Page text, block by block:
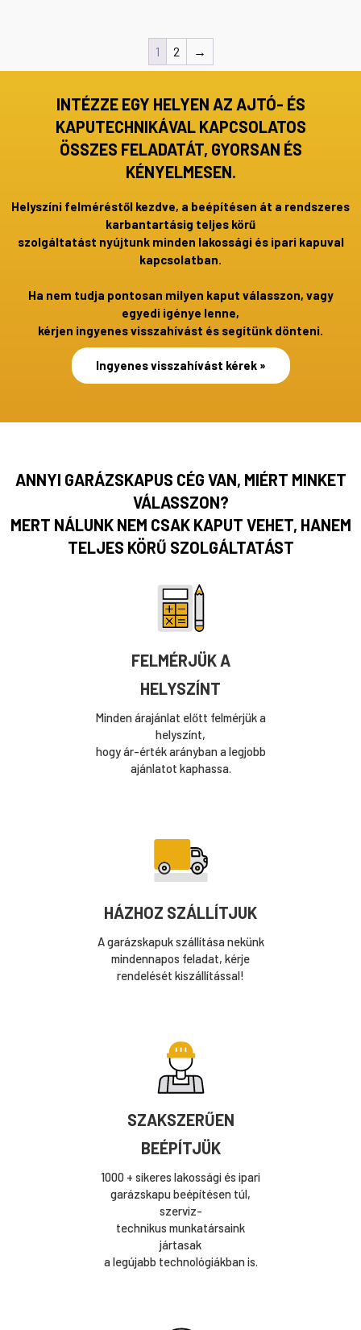
1 2 →
INTÉZZE EGY HELYEN AZ AJTÓ- ÉS
KAPUTECHNIKÁVAL KAPCSOLATOS
ÖSSZES FELADATÁT, GYORSAN ÉS
KÉNYELMESEN.
Helyszíni felméréstől kezdve, a beépítésen át a rendszeres
karbantartásig teljes körű
szolgáltatást nyújtunk minden lakossági és ipari kapuval
kapcsolatban.
Ha nem tudja pontosan milyen kaput válasszon, vagy
egyedi igénye lenne,
kérjen ingyenes visszahívást és segítünk dönteni.
Ingyenes visszahívást kérek »
ANNYI GARÁZSKAPUS CÉG VAN, MIÉRT MINKET
VÁLASSZON?
MERT NÁLUNK NEM CSAK KAPUT VEHET, HANEM
TELJES KÖRŰ SZOLGÁLTATÁST
FELMÉRJÜK A
HELYSZÍNT
Minden árajánlat előtt felmérjük a
helyszínt,
hogy ár-érték arányban a legjobb
ajánlatot kaphassa.
HÁZHOZ SZÁLLÍTJUK
A garázskapuk szállítása nekünk
mindennapos feladat, kérje
rendelését kiszállítással!
SZAKSZERŰEN
BEÉPÍTJÜK
1000 + sikeres lakossági és ipari
garázskapu beépítésen túl,
szerviz-
technikus munkatársaink
jártasak
a legújabb technológiákban is.